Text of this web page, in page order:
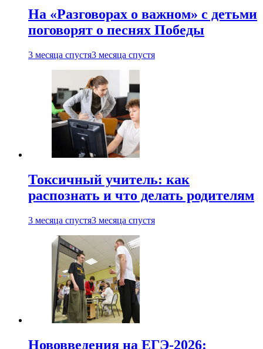
На «Разговорах о важном» с детьми
поговорят о песнях Победы
3 месяца спустя3 месяца спустя
Токсичный учитель: как
распознать и что делать родителям
3 месяца спустя3 месяца спустя
Нововведения на ЕГЭ-2026: